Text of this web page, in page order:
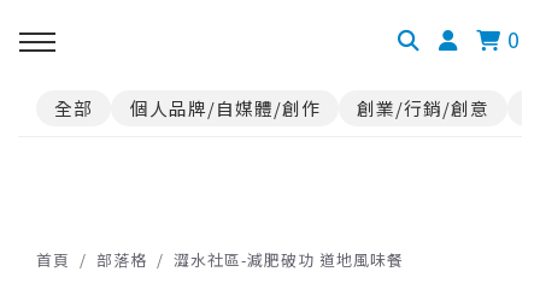
0
全部 個人品牌/自媒體/創作 創業/行銷/創意
首頁 部落格 澀水社區-減肥破功 道地風味餐